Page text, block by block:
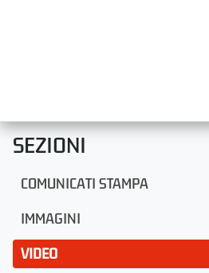
SEZIONI
COMUNICATI STAMPA
IMMAGINI
VIDEO